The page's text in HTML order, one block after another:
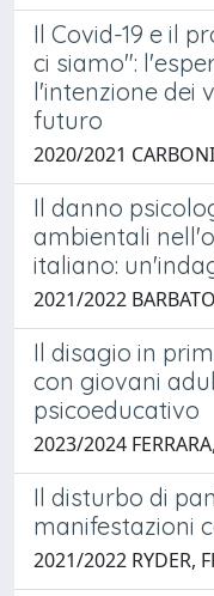
Il Covid-19 e il
ci siamo":
l'intenzione dei
futuro
2020/2021
Il danno
ambientali
italiano:
2021/2022
Il disagio in
con giovani
psicoeducativo
2023/2024
Il disturbo di
manifestazioni
2021/2022 RYDER,